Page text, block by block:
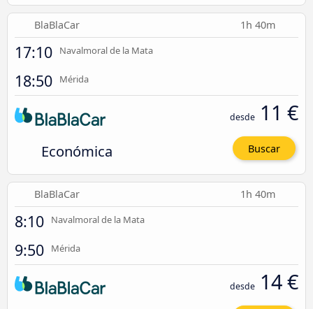
BlaBlaCar 1h 40m
17:10 Navalmoral de la Mata
18:50 Mérida
Económica
desde 11 €
Buscar
BlaBlaCar 1h 40m
8:10 Navalmoral de la Mata
9:50 Mérida
desde 14 €